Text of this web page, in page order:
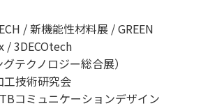
/ 新機能性材料展 / GREEN
/ 3DECOtech
グテクノロジー総合展）
技術研究会
コミュニケーションデザイン